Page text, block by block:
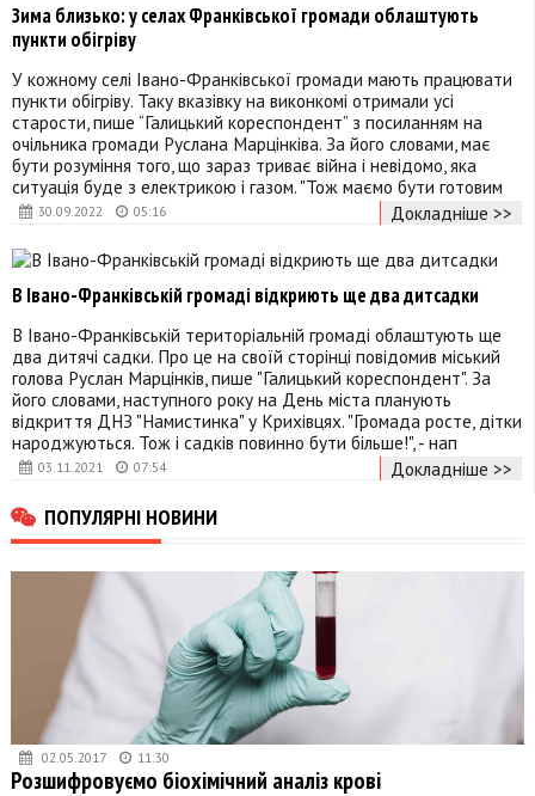
30.09.2022 05:16
Зима близько: у селах Франківської громади облаштують
пункти обігріву
У кожному селі Івано-Франківської громади мають працювати
пункти обігріву. Таку вказівку на виконкомі отримали усі
старости, пише “Галицький кореспондент” з посиланням на
очільника громади Руслана Марцінківа. За його словами, має
бути розуміння того, що зараз триває війна і невідомо, яка
ситуація буде з електрикою і газом. "Тож маємо бути готовим
Докладніше >>
03.11.2021 07:54
В Івано-Франківській громаді відкриють ще два дитсадки
В Івано-Франківській територіальній громаді облаштують ще
два дитячі садки. Про це на своїй сторінці повідомив міський
голова Руслан Марцінків, пише "Галицький кореспондент". За
його словами, наступного року на День міста планують
відкриття ДНЗ "Намистинка" у Крихівцях. "Громада росте, дітки
народжуються. Тож і садків повинно бути більше!", - нап
Докладніше >>
ПОПУЛЯРНІ НОВИНИ
02.05.2017 11:30
Розшифровуємо біохімічний аналіз крові